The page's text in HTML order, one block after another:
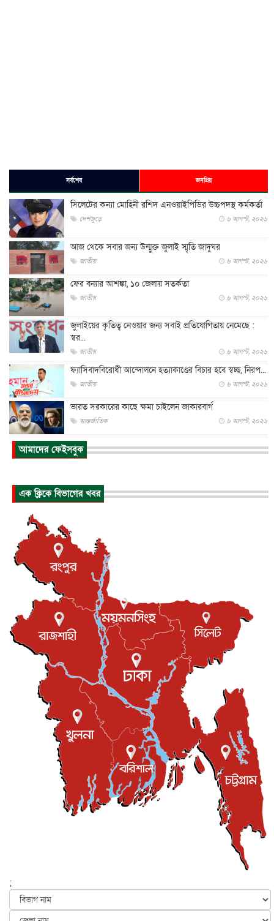
সর্বশেষ জনপ্রিয়
সিলেটের কন্যা মোহিনী রশিদ এনওয়াইপিডির উচ্চপদস্থ কর্মকর্তা
দেশজুড়ে ৬ আগস্ট, ২০২৬
আজ থেকে সবার জন্য উন্মুক্ত জুলাই স্মৃতি জাদুঘর
জাতীয় ৬ আগস্ট, ২০২৬
ফের বন্যার আশঙ্কা, ১০ জেলায় সতর্কতা
জাতীয় ৬ আগস্ট, ২০২৬
জুলাইয়ের কৃতিত্ব নেওয়ার জন্য সবাই প্রতিযোগিতায় নেমেছে :
স্বর...
জাতীয় ৬ আগস্ট, ২০২৬
ফ্যাসিবাদবিরোধী আন্দোলনে হত্যাকাণ্ডের বিচার হবে স্বচ্ছ, নিরপ...
জাতীয় ৬ আগস্ট, ২০২৬
ভারত সরকারের কাছে ক্ষমা চাইলেন জাকারবার্গ
আন্তর্জাতিক ৬ আগস্ট, ২০২৬
আকাশে ট্রাম্পের হেলিকপ্টার ও যাত্রীবাহী বিমান মুখোমুখি, তদন্...
আন্তর্জাতিক
আন্তর্জাতিক ৬ আগস্ট, ২০২৬
টি-টোয়েন্টি ইতিহাসের সর্বোচ্চ রানের মালিক এখন জস বাটলার
বস্তিতে কেটেছে শৈশব, আজ মুম্বাইয়ে দুই বাড়ির মালিক
বিনোদন ৬ আগস্ট, ২০২৬
যুক্তরাজ্যে বসবাসরত জাতীয়তাবাদী কুলাউড়াবাসীর মত বিনিময়
সভা...
ইউকে কমিউনিটি ৫ আগস্ট, ২০২৬
প্রধানমন্ত্রীকে সৌদি আরব সফরের আমন্ত্রণ
জাতীয় ৫ আগস্ট, ২০২৬
জুলাই গণ-অভ্যুত্থান দিবস আজ, স্মরণে দেশজুড়ে কর্মসূচি
জাতীয় ৫ আগস্ট, ২০২৬
জনগণ পরিবর্তন চেয়েছে বলেই জুলাই আন্দোলন সফল :
৫ আগস্ট, ২০২৬
বেনজীর আহমেদের সঙ্গে পরীমনির ঘনিষ্ঠ সম্পর্ক ছিল : নাসির
মাহম...
জাতীয় ৫ আগস্ট, ২০২৬
হরমুজ নিয়ে ইরান-মার্কিন চুক্তি হতে পারে আজ : মার্কিন অর্থমন...
৫ আগস্ট, ২০২৬
পৃথিবীর দিকে আসছে বিধ্বংসী বস্তু, পারমাণবিক বোমা দিয়ে করা
আন্তর্জাতিক ৫ আগস্ট, ২০২৬
কেনিয়ায় ১৫ হাতির রহস্যজনক মৃত্যু, সন্দেহের মুখে কীটনাশকের
আমাদের ফেইসবুক
এক ক্লিকে বিভাগের খবর
;